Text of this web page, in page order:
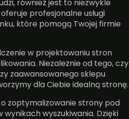
również jest to niezwykle
profesjonalne usługi
które pomogą Twojej firmie
w projektowaniu stron
Niezależnie od tego, czy
zaawansowanego sklepu
dla Ciebie idealną stronę.
zoptymalizowanie strony pod
wynikach wyszukiwania. Dzięki